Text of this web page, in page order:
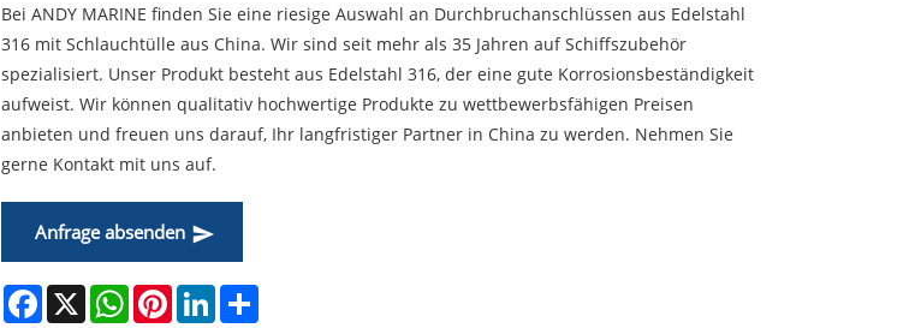
Bei ANDY MARINE finden Sie eine riesige Auswahl an Durchbruchanschlüssen aus Edelstahl
316 mit Schlauchtülle aus China. Wir sind seit mehr als 35 Jahren auf Schiffszubehör
spezialisiert. Unser Produkt besteht aus Edelstahl 316, der eine gute Korrosionsbeständigkeit
aufweist. Wir können qualitativ hochwertige Produkte zu wettbewerbsfähigen Preisen
anbieten und freuen uns darauf, Ihr langfristiger Partner in China zu werden. Nehmen Sie
gerne Kontakt mit uns auf.
Anfrage absenden
Facebook
X WhatsAppPinterestLinkedIn